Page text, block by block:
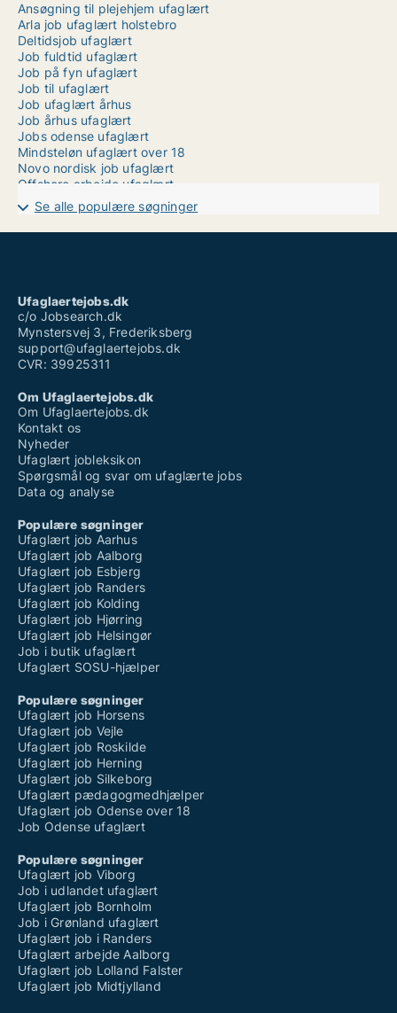
Ansøgning til plejehjem ufaglært
Arla job ufaglært holstebro
Deltidsjob ufaglært
Job fuldtid ufaglært
Job på fyn ufaglært
Job til ufaglært
Job ufaglært århus
Job århus ufaglært
Jobs odense ufaglært
Mindsteløn ufaglært over 18
Novo nordisk job ufaglært
Offshore arbejde ufaglært
Ufaglært arbejde
Ufaglært job i udlandet
Ufaglært job randers
Ufaglært sosu hjælper løn
Vikar timeløn ufaglært
Se alle populære søgninger
Ufaglaertejobs.dk
c/o Jobsearch.dk
Mynstersvej 3, Frederiksberg
support@ufaglaertejobs.dk
CVR: 39925311
Om Ufaglaertejobs.dk
Om Ufaglaertejobs.dk
Kontakt os
Nyheder
Ufaglært jobleksikon
Spørgsmål og svar om ufaglærte jobs
Data og analyse
Populære søgninger
Ufaglært job Aarhus
Ufaglært job Aalborg
Ufaglært job Esbjerg
Ufaglært job Randers
Ufaglært job Kolding
Ufaglært job Hjørring
Ufaglært job Helsingør
Job i butik ufaglært
Ufaglært SOSU-hjælper
Populære søgninger
Ufaglært job Horsens
Ufaglært job Vejle
Ufaglært job Roskilde
Ufaglært job Herning
Ufaglært job Silkeborg
Ufaglært pædagogmedhjælper
Ufaglært job Odense over 18
Job Odense ufaglært
Populære søgninger
Ufaglært job Viborg
Job i udlandet ufaglært
Ufaglært job Bornholm
Job i Grønland ufaglært
Ufaglært job i Randers
Ufaglært arbejde Aalborg
Ufaglært job Lolland Falster
Ufaglært job Midtjylland